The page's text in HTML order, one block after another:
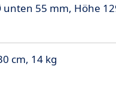
55 mm, Höhe
cm, 14 kg